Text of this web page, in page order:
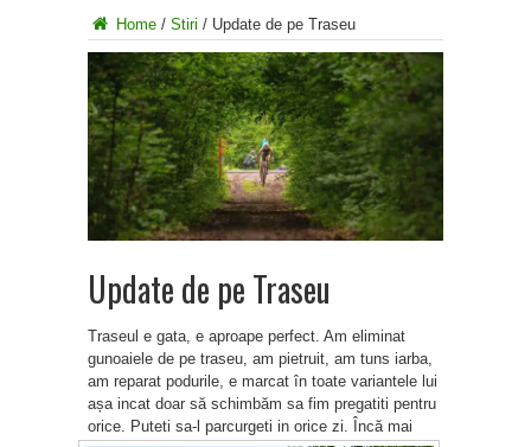
Home / Stiri / Update de pe Traseu
Update de pe Traseu
Traseul e gata, e aproape perfect. Am eliminat
gunoaiele de pe traseu, am pietruit, am tuns iarba,
am reparat podurile, e marcat în toate variantele lui
așa incat doar să schimbăm sa fim pregatiti pentru
orice. Puteti sa-l parcurgeti in orice zi. Încă mai